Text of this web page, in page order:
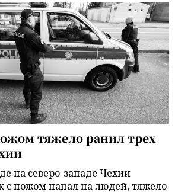
тяжело ранил трех
на северо-западе Чехии
ножом напал на людей, тяжело